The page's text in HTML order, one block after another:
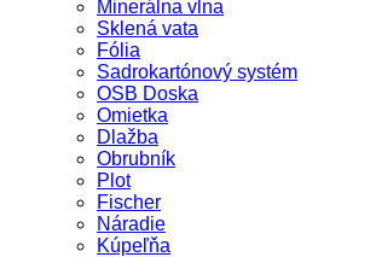
Minerálna vlna
Sklená vata
Fólia
Sadrokartónový systém
OSB Doska
Omietka
Dlažba
Obrubník
Plot
Fischer
Náradie
Kúpeľňa